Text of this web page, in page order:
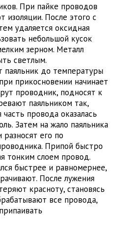
При пайке проводов
изоляции. После этого с
удаляется оксидная
небольшой кусок
зерном. Металл
светлым.
паяльник до температуры
прикосновении начинает
проводник, подносят к
паяльником так,
провода оказалась
Затем на жало паяльника
его по
Припой быстро
тонким слоем провод.
быстрее и равномернее,
После лужения
красноту, становясь
все провода,